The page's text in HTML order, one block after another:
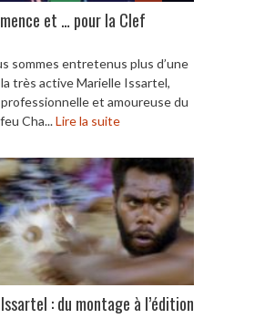
et … pour la Clef
sommes entretenus plus d’une
très active Marielle Issartel,
et amoureuse du
Cha...Lire la suite
: du montage à l’édition